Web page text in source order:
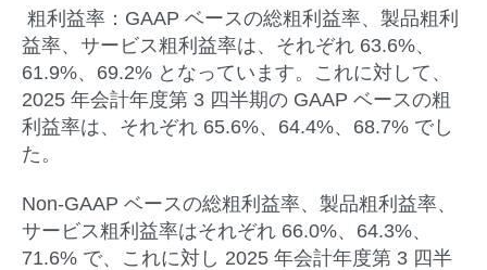
粗利益率： GAAP ベースの総粗利益率、製品粗利
益率、サービス粗利益率は、それぞれ 63.6%、
61.9%、69.2% となっています。これに対して、
2025 年会計年度第 3 四半期の GAAP ベースの粗
利益率は、それぞれ 65.6%、64.4%、68.7% でし
た。
Non-GAAP ベースの総粗利益率、製品粗利益率、
サービス粗利益率はそれぞれ 66.0%、64.3%、
71.6% で、これに対し 2025 年会計年度第 3 四半